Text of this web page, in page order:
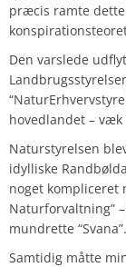
præcis ramte
Den varslede
hovedlandet –
Naturstyrelsen
idylliske
noget kompliceret
Naturforvaltning”
mundrette “Svana”.
Samtidig måtte